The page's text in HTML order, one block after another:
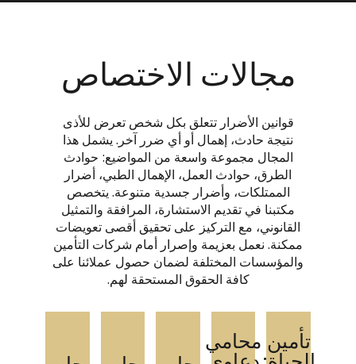
مجالات الاختصاص
قوانين الأضرار تتعلق بكل شخص تعرض للأذى
نتيجة حادث، إهمال أو أي ضرر آخر. يشمل هذا
المجال مجموعة واسعة من المواضيع: حوادث
الطرق، حوادث العمل، الإهمال الطبي، أضرار
الممتلكات، وأضرار جسدية متنوعة. يتخصص
مكتبنا في تقديم الاستشارة، المرافقة والتمثيل
القانوني، مع التركيز على تحقيق أقصى تعويضات
ممكنة. نعمل بعزيمة وإصرار أمام شركات التأمين
والمؤسسات المختلفة لضمان حصول عملائنا على
كافة الحقوق المستحقة لهم.
تأمين محامي